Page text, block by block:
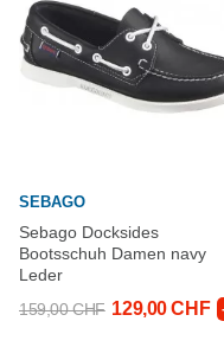
SEBAGO
Sebago Docksides
Bootsschuh Damen navy
Leder
159,00 CHF 129,00 CHF